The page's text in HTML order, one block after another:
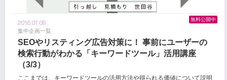
2016.01.08
集中企画一覧
SEOやリスティング広告対策に！ 事前にユーザーの
検索行動がわかる「キーワードツール」活用講座
（3/3）
ここまでは、キーワードツールの活用方法や得られる価値について説明
無料公開中